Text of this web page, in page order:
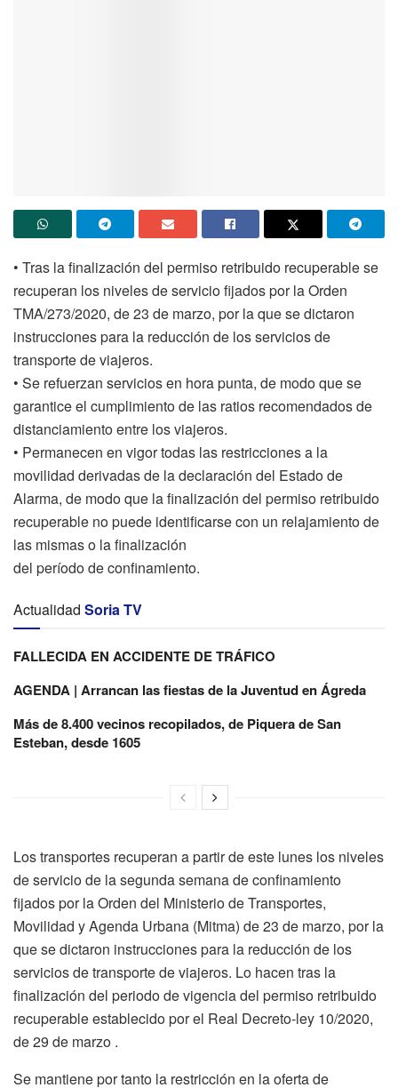
• Tras la finalización del permiso retribuido recuperable se
recuperan los niveles de servicio fijados por la Orden
TMA/273/2020, de 23 de marzo, por la que se dictaron
instrucciones para la reducción de los servicios de
transporte de viajeros.
• Se refuerzan servicios en hora punta, de modo que se
garantice el cumplimiento de las ratios recomendados de
distanciamiento entre los viajeros.
• Permanecen en vigor todas las restricciones a la
movilidad derivadas de la declaración del Estado de
Alarma, de modo que la finalización del permiso retribuido
recuperable no puede identificarse con un relajamiento de
las mismas o la finalización
del período de confinamiento.
Actualidad Soria TV
FALLECIDA EN ACCIDENTE DE TRÁFICO
AGENDA | Arrancan las fiestas de la Juventud en Ágreda
Más de 8.400 vecinos recopilados, de Piquera de San
Esteban, desde 1605
Los transportes recuperan a partir de este lunes los niveles
de servicio de la segunda semana de confinamiento
fijados por la Orden del Ministerio de Transportes,
Movilidad y Agenda Urbana (Mitma) de 23 de marzo, por la
que se dictaron instrucciones para la reducción de los
servicios de transporte de viajeros. Lo hacen tras la
finalización del periodo de vigencia del permiso retribuido
recuperable establecido por el Real Decreto-ley 10/2020,
de 29 de marzo .
Se mantiene por tanto la restricción en la oferta de